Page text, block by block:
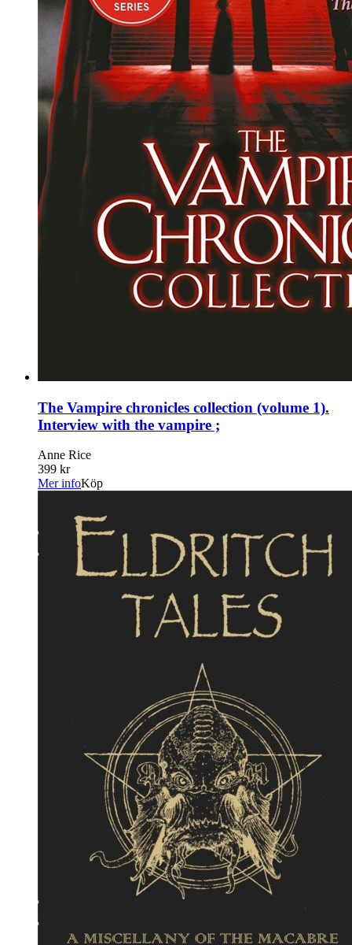
The Vampire chronicles collection (volume 1).
Interview with the vampire ;
Anne Rice
399 kr
Mer infoKöp